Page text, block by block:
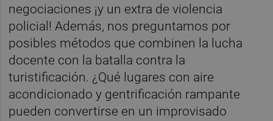
negociaciones ¡y un extra de violencia
policial! Además, nos preguntamos por
posibles métodos que combinen la lucha
docente con la batalla contra la
turistificación. ¿Qué lugares con aire
acondicionado y gentrificación rampante
pueden convertirse en un improvisado